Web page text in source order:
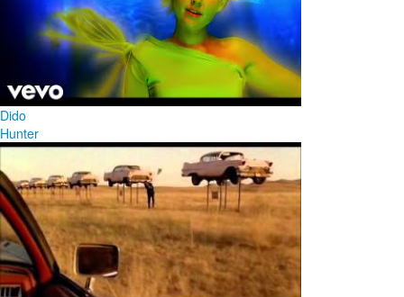
Dido
Hunter